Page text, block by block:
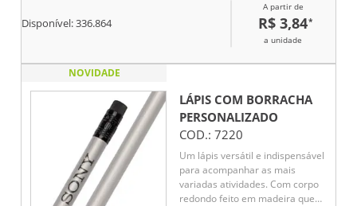
Disponível:336.864
A partir de
R$ 3,84*
a unidade
NOVIDADE
LÁPIS COM BORRACHA
PERSONALIZADO
COD.: 7220
Um lápis versátil e indispensável
para acompanhar as mais
variadas atividades. Com corpo
redondo feito em madeira que